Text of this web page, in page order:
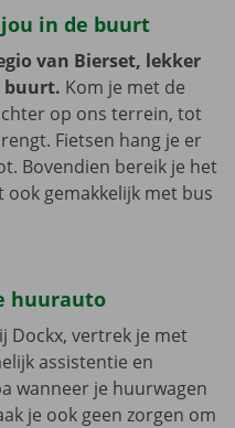
in de buurt
van Bierset, lekker
buurt. Kom je met de
op ons terrein, tot
Fietsen hang je er
Bovendien bereik je het
gemakkelijk met bus
huurauto
Dockx, vertrek je met
assistentie en
wanneer je huurwagen
je ook geen zorgen om